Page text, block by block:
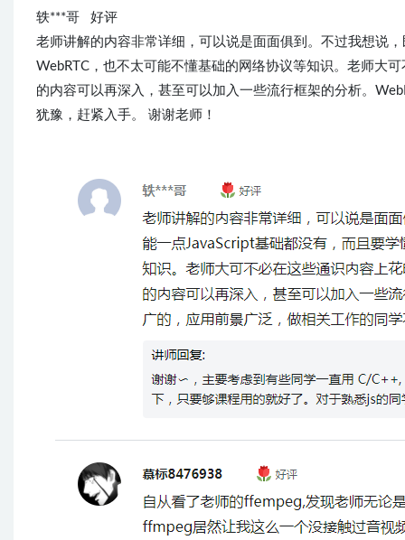
轶***哥 好评
老师讲解的内容非常详细，可以说是面面俱到。不过我想说
WebRTC，也不太可能不懂基础的网络协议等知识。老师大
的内容可以再深入，甚至可以加入一些流行框架的分析。
犹豫，赶紧入手。 谢谢老师！